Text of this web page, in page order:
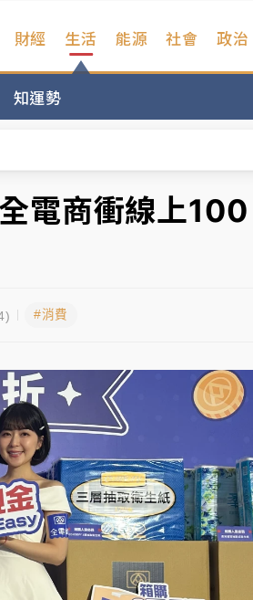
財經 生活
知運勢
能源 社會 政治
了
光
延長至晚上7時
光
延長至晚上7時
電商衝線上100
#消費